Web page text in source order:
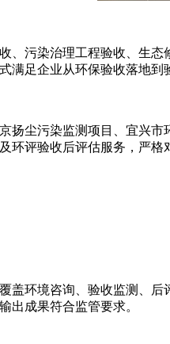
染治理工程验收、生态
足企业从环保验收落地到
尘污染监测项目、宜兴市
环评验收后评估服务，严
环境咨询、验收监测、后
出成果符合监管要求。